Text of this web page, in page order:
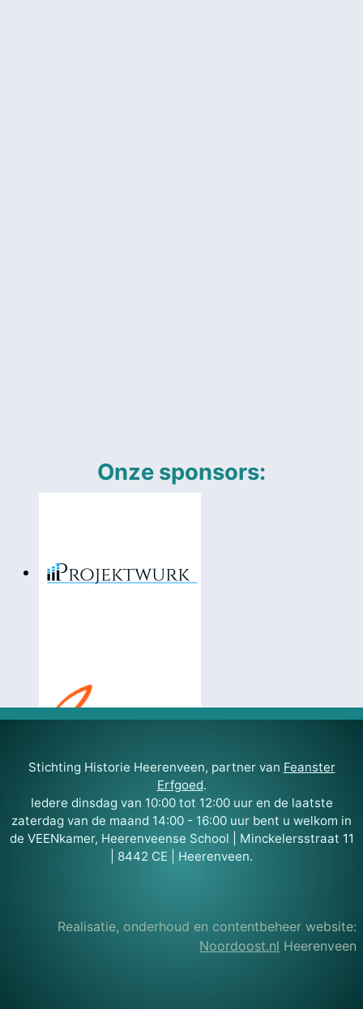
Onze sponsors:
Stichting Historie Heerenveen, partner van Feanster
Erfgoed.
Iedere dinsdag van 10:00 tot 12:00 uur en de laatste
zaterdag van de maand 14:00 - 16:00 uur bent u welkom in
de VEENkamer, Heerenveense School | Minckelersstraat 11
| 8442 CE | Heerenveen.
Realisatie, onderhoud en contentbeheer website:
Noordoost.nl Heerenveen